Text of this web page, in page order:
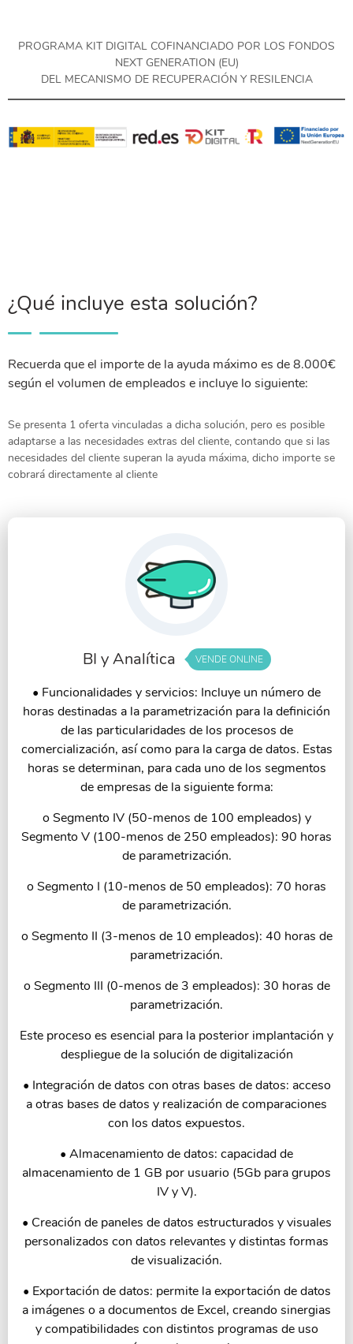
PROGRAMA KIT DIGITAL COFINANCIADO POR LOS FONDOS
NEXT GENERATION (EU)
DEL MECANISMO DE RECUPERACIÓN Y RESILENCIA
¿Qué incluye esta solución?
Recuerda que el importe de la ayuda máximo es de 8.000€
según el volumen de empleados e incluye lo siguiente:
Se presenta 1 oferta vinculadas a dicha solución, pero es posible
adaptarse a las necesidades extras del cliente, contando que si las
necesidades del cliente superan la ayuda máxima, dicho importe se
cobrará directamente al cliente
BI y Analítica VENDE ONLINE
• Funcionalidades y servicios: Incluye un número de
horas destinadas a la parametrización para la definición
de las particularidades de los procesos de
comercialización, así como para la carga de datos. Estas
horas se determinan, para cada uno de los segmentos
de empresas de la siguiente forma:
o Segmento IV (50-menos de 100 empleados) y
Segmento V (100-menos de 250 empleados): 90 horas
de parametrización.
o Segmento I (10-menos de 50 empleados): 70 horas
de parametrización.
o Segmento II (3-menos de 10 empleados): 40 horas de
parametrización.
o Segmento III (0-menos de 3 empleados): 30 horas de
parametrización.
Este proceso es esencial para la posterior implantación y
despliegue de la solución de digitalización
• Integración de datos con otras bases de datos: acceso
a otras bases de datos y realización de comparaciones
con los datos expuestos.
• Almacenamiento de datos: capacidad de
almacenamiento de 1 GB por usuario (5Gb para grupos
IV y V).
• Creación de paneles de datos estructurados y visuales
personalizados con datos relevantes y distintas formas
de visualización.
• Exportación de datos: permite la exportación de datos
a imágenes o a documentos de Excel, creando sinergias
y compatibilidades con distintos programas de uso